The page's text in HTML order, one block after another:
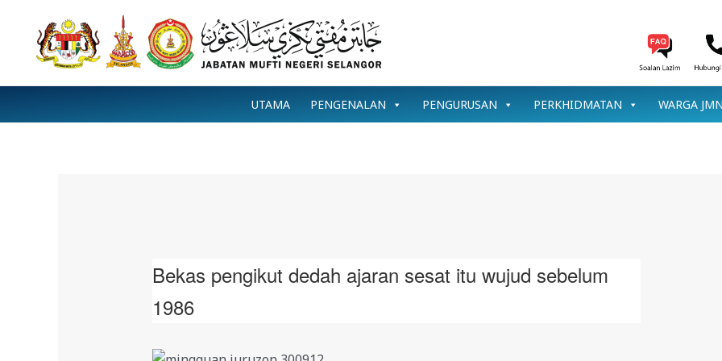
content
UTAMA PENGENALAN PENGURUSAN PERKHIDMATAN WARGA
Bekas pengikut dedah ajaran sesat itu wujud sebelum
1986